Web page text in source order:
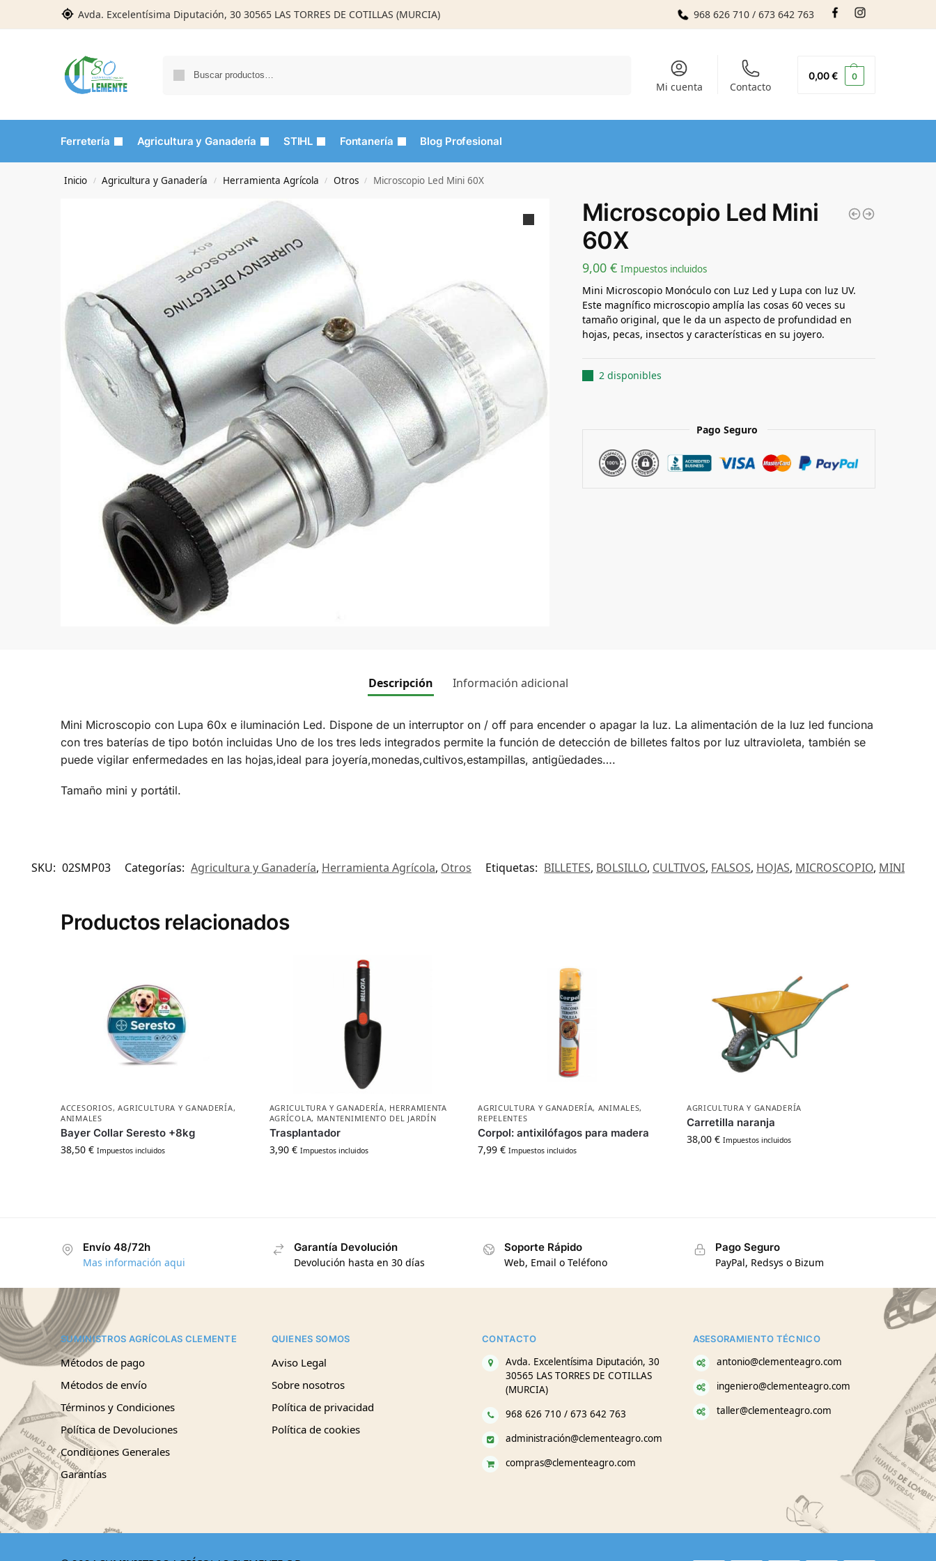
Avda. Excelentísima Diputación, 30 30565 LAS TORRES DE COTILLAS (MURCIA) 968 626 710 / 673 642 763
Mi cuenta Contacto
0,00€ 0
Ferretería Agricultura y Ganadería STIHL Fontanería Blog Profesional
Inicio / Agricultura y Ganadería / Herramienta Agrícola / Otros / Microscopio Led Mini 60X
Microscopio Led Mini
60X
9,00 € Impuestos incluidos
Mini Microscopio Monóculo con Luz Led y Lupa con luz UV.
Este magnífico microscopio amplía las cosas 60 veces su
tamaño original, que le da un aspecto de profundidad en
hojas, pecas, insectos y características en su joyero.
2 disponibles
Pago Seguro
Descripción Información adicional
Mini Microscopio con Lupa 60x e iluminación Led. Dispone de un interruptor on / off para encender o apagar la luz. La alimentación de la luz led funciona
con tres baterías de tipo botón incluidas Uno de los tres leds integrados permite la función de detección de billetes faltos por luz ultravioleta, también se
puede vigilar enfermedades en las hojas,ideal para joyería,monedas,cultivos,estampillas, antigüedades….
Tamaño mini y portátil.
SKU: 02SMP03 Categorías: Agricultura y Ganadería, Herramienta Agrícola, Otros Etiquetas: BILLETES, BOLSILLO, CULTIVOS, FALSOS, HOJAS, MICROSCOPIO, MINI
Productos relacionados
ACCESORIOS,AGRICULTURA Y GANADERÍA,
ANIMALES
Bayer Collar Seresto +8kg
38,50€ Impuestos incluidos
AGRICULTURA Y GANADERÍA, HERRAMIENTA
AGRÍCOLA, MANTENIMIENTO DEL JARDÍN
Trasplantador
3,90 € Impuestos incluidos
AGRICULTURA Y GANADERÍA, ANIMALES,
REPELENTES
Corpol: antixilófagos para madera
7,99€ Impuestos incluidos
AGRICULTURA Y GANADERÍA
Carretilla naranja
38,00 € Impuestos incluidos
Envío 48/72h
Mas información aqui
Garantía Devolución
Devolución hasta en 30 días
Soporte Rápido
Web, Email o Teléfono
Pago Seguro
PayPal, Redsys o Bizum
SUMINISTROS AGRÍCOLAS CLEMENTE
Métodos de pago
Métodos de envío
Términos y Condiciones
Política de Devoluciones
Condiciones Generales
Garantías
QUIENES SOMOS
Aviso Legal
Sobre nosotros
Política de privacidad
Política de cookies
CONTACTO
Avda. Excelentísima Diputación, 30
30565 LAS TORRES DE COTILLAS
(MURCIA)
968 626 710 / 673 642 763
administración@clementeagro.com
compras@clementeagro.com
ASESORAMIENTO TÉCNICO
antonio@clementeagro.com
ingeniero@clementeagro.com
taller@clementeagro.com